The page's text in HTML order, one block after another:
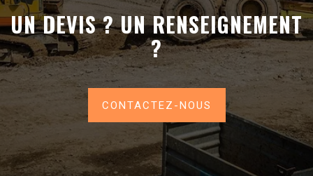
UN DEVIS ? UN RENSEIGNEMENT
?
CONTACTEZ-NOUS